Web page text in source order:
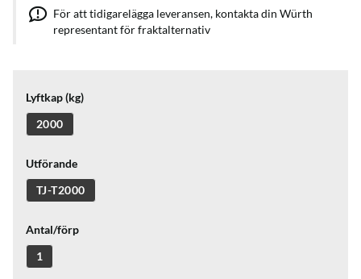
För att tidigarelägga leveransen, kontakta din Würth
representant för fraktalternativ
Lyftkap (kg)
2000
Utförande
TJ-T2000
Antal/förp
1